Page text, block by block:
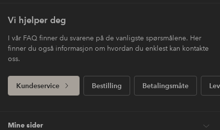
Vi hjelper deg
I vår FAQ finner du svarene på de vanligste spørsmålene. Her
finner du også informasjon om hvordan du enklest kan kontakte
oss.
Kundeservice Bestilling Betalingsmåte
Mine sider